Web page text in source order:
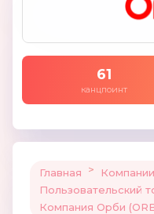
61
канцпоинт
Главная > Компании
Пользовательский
Компания Орби